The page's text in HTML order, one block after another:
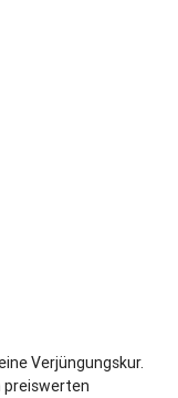
Verjüngungskur.
preiswerten